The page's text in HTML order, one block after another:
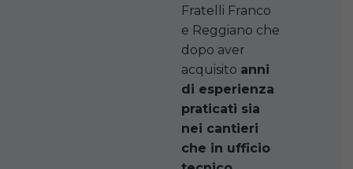
Fratelli Franco
e Reggiano che
dopo aver
acquisito anni
di esperienza
praticati sia
nei cantieri
che in ufficio